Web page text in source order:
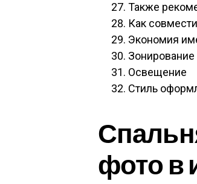
Также
Как
Экономия
Зонирование
Освещение
Стиль
фото в